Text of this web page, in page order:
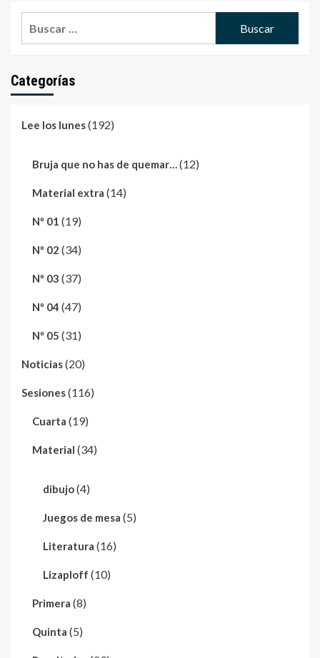
Categorías
Lee los lunes(192)
Bruja que no has de quemar…(12)
Material extra (14)
Nº 01 (19)
Nº 02 (34)
Nº 03 (37)
Nº 04 (47)
Nº 05 (31)
Noticias(20)
Sesiones(116)
Cuarta (19)
Material (34)
dibujo(4)
Juegos de mesa (5)
Literatura (16)
Lizaploff (10)
Primera (8)
Quinta (5)